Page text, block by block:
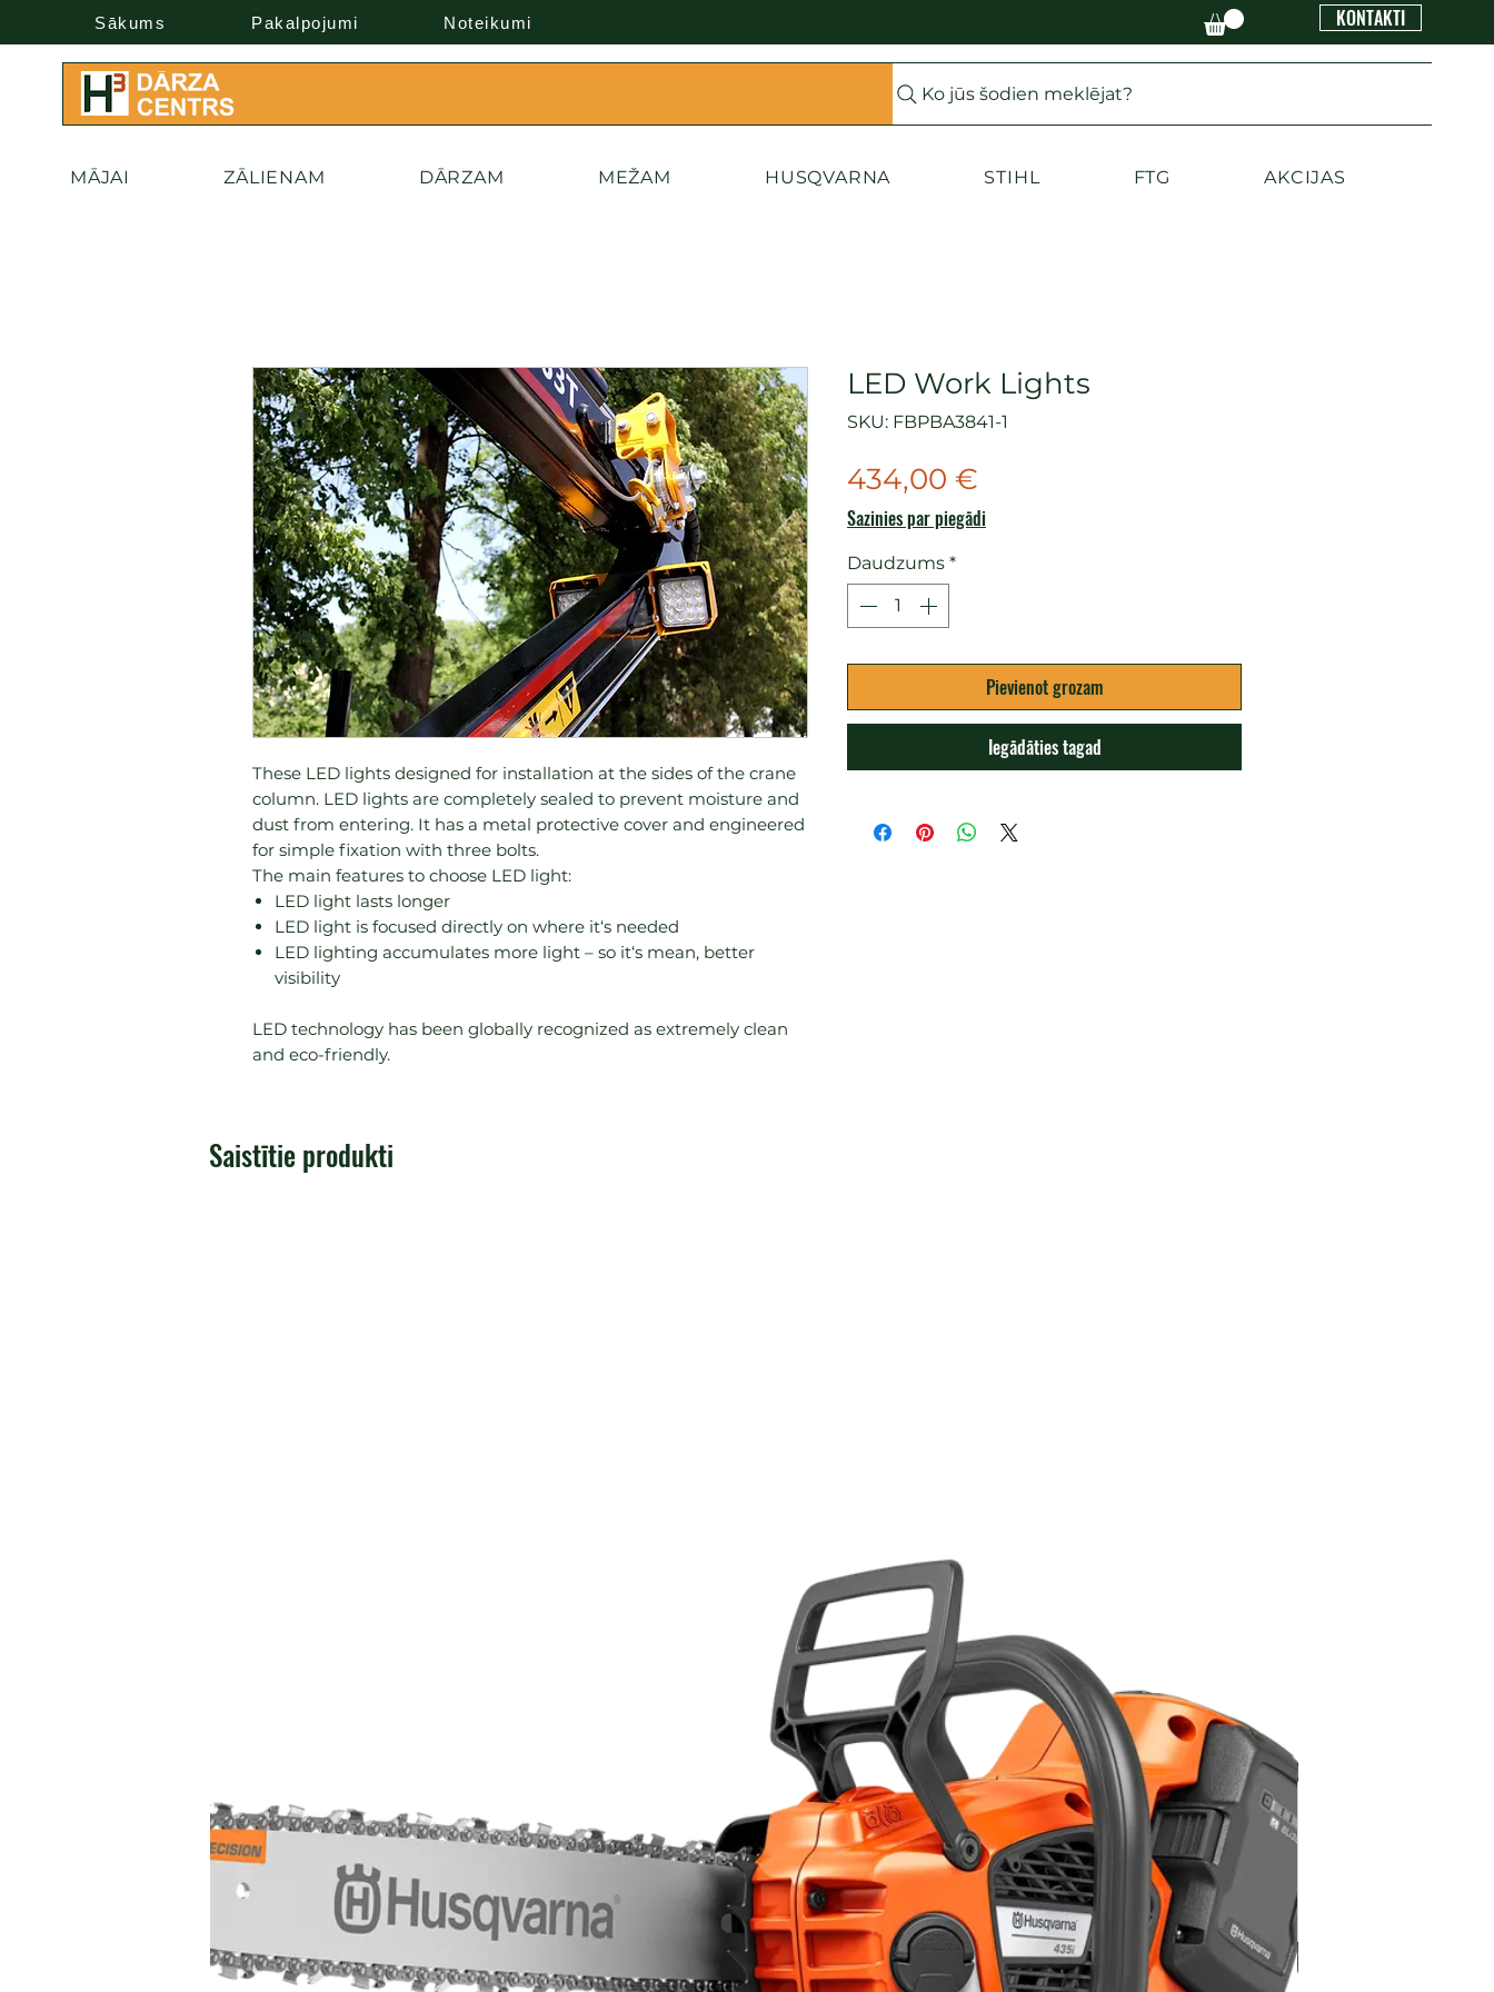
Sākums Pakalpojumi Noteikumi KONTAKTI
Ko jūs šodien meklējat?
MĀJAI ZĀLIENAM DĀRZAM MEŽAM HUSQVARNA STIHL FTG AKCIJAS
These LED lights designed for installation at the sides of the crane
column. LED lights are completely sealed to prevent moisture and
dust from entering. It has a metal protective cover and engineered
for simple fixation with three bolts.
LED light lasts longer
LED light is focused directly on where it‘s needed
LED lighting accumulates more light – so it‘s mean, better
visibility
LED technology has been globally recognized as extremely clean
and eco-friendly.
LED Work Lights
SKU: FBPBA3841-1
434,00 €
Sazinies par piegādi
Daudzums *
Pievienot grozam
Iegādāties tagad
Saistītie produkti